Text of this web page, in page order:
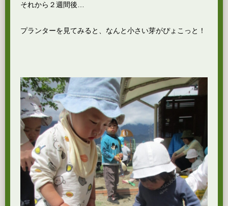
それから２週間後…
プランターを見てみると、なんと小さい芽がぴょこっと！